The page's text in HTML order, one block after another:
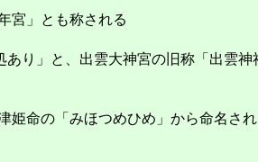
宮」とも称される
あり」と、出雲大神宮の旧称「出雲神
姫命の「みほつめひめ」から命名さ